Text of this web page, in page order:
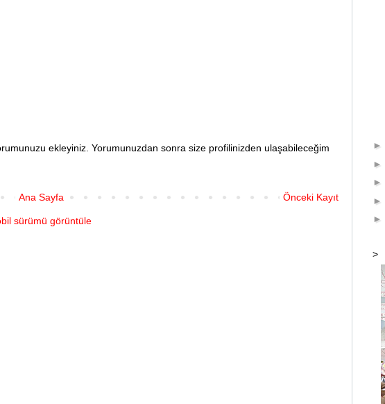
ekleyiniz. Yorumunuzdan sonra size profilinizden ulaşabileceğim
Önceki Kayıt
Ana Sayfa
sürümü görüntüle
►
►
►
►
►
>